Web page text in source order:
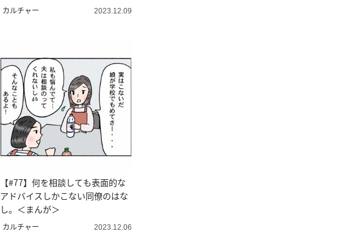
カルチャー 2023.12.09
【#77】何を相談しても表面的な
アドバイスしかこない同僚のはな
し。＜まんが＞
カルチャー 2023.12.06